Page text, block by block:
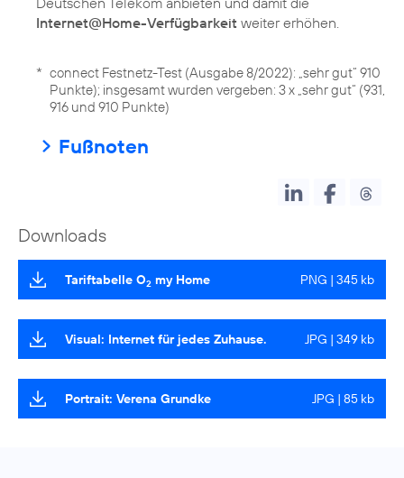
Internet@Home-Verfügbarkeit weiter erhöhen.
* connect Festnetz-Test (Ausgabe 8/2022): „sehr gut“ 910
Punkte); insgesamt wurden vergeben: 3 x „sehr gut“ (931,
916 und 910 Punkte)
Fußnoten
Downloads
Tariftabelle O2 my Home PNG | 345 kb
Visual: Internet für jedes Zuhause. JPG | 349 kb
Portrait: Verena Grundke JPG | 85 kb